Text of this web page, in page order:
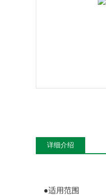
详细介绍
●适用范围